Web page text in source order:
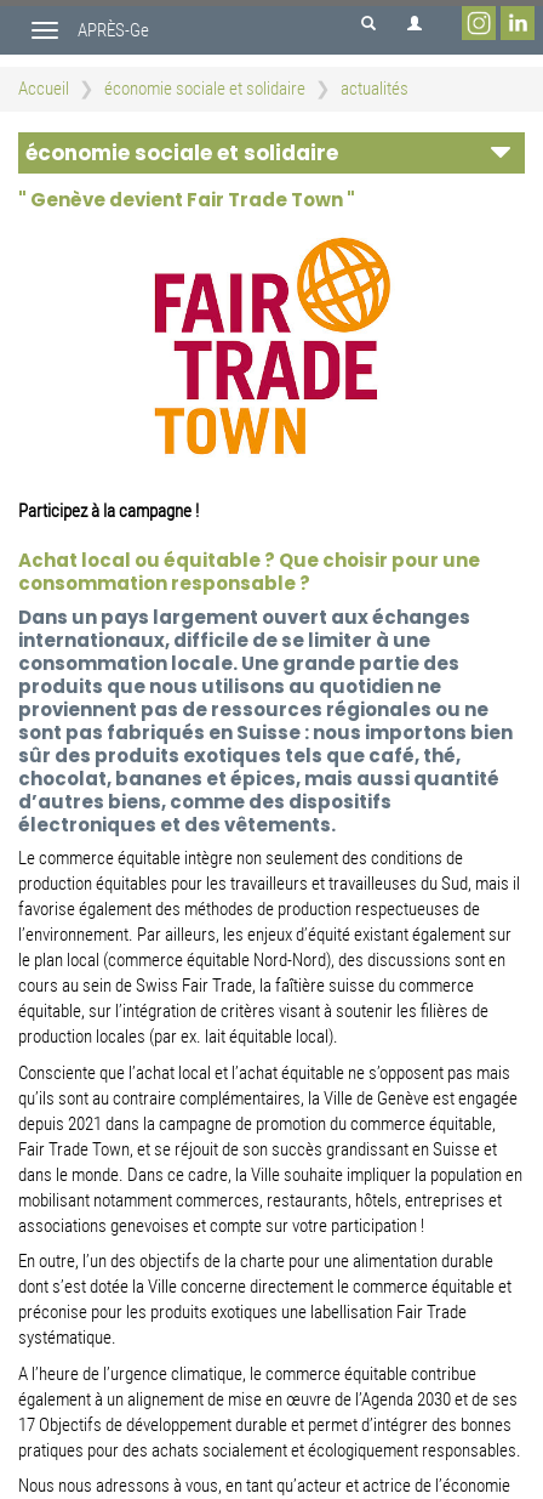
contenu
Toggle
navigation
APRÈS-Ge
Accueil économie sociale et solidaire actualités
économie sociale et solidaire
" Genève devient Fair Trade Town "
Participez à la campagne !
Achat local ou équitable ? Que choisir pour une
consommation responsable ?
Dans un pays largement ouvert aux échanges
internationaux, difficile de se limiter à une
consommation locale. Une grande partie des
produits que nous utilisons au quotidien ne
proviennent pas de ressources régionales ou ne
sont pas fabriqués en Suisse : nous importons bien
sûr des produits exotiques tels que café, thé,
chocolat, bananes et épices, mais aussi quantité
d’autres biens, comme des dispositifs
électroniques et des vêtements.
Le commerce équitable intègre non seulement des conditions de
production équitables pour les travailleurs et travailleuses du Sud, mais il
favorise également des méthodes de production respectueuses de
l’environnement. Par ailleurs, les enjeux d’équité existant également sur
le plan local (commerce équitable Nord-Nord), des discussions sont en
cours au sein deSwiss Fair Trade, la faîtière suisse du commerce
équitable, sur l’intégration de critères visant à soutenir les filières de
production locales (par ex. lait équitable local).
Consciente que l’achat local et l’achat équitable ne s’opposent pas mais
qu’ils sontau contraire complémentaires, la Ville de Genève est engagée
depuis 2021 dans la campagne de promotion du commerce équitable,
Fair Trade Town, et se réjouit de son succès grandissant en Suisse et
dans le monde. Dans ce cadre, la Ville souhaite impliquer la population en
mobilisant notamment commerces, restaurants, hôtels, entreprises et
associations genevoises et compte sur votre participation !
En outre, l’un des objectifs de la charte pour une alimentation durable
dont s’est dotée la Villeconcerne directement le commerce équitable et
préconise pour les produits exotiques une labellisation Fair Trade
systématique.
A l’heure de l’urgence climatique, le commerce équitable contribue
également à un alignement de miseen œuvre de l’Agenda 2030 et de ses
17 Objectifs de développement durable et permet d’intégrer des bonnes
pratiques pour des achats socialement et écologiquement responsables.
Nous nous adressons à vous, en tant qu’acteur et actrice de l’économie